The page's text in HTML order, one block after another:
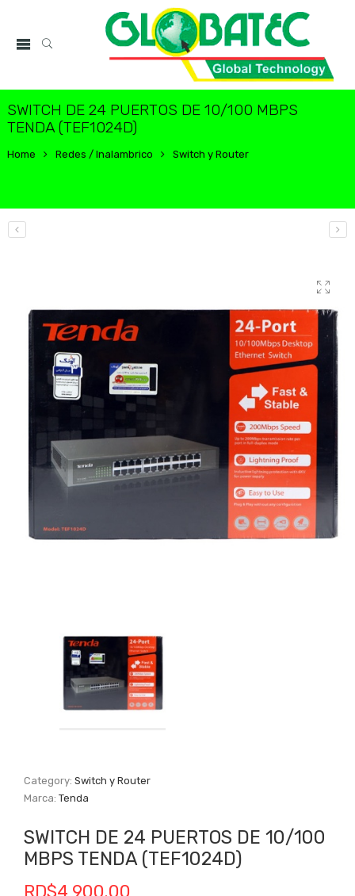
SWITCH DE 24 PUERTOS DE 10/100 MBPS
TENDA (TEF1024D)
Home Redes / Inalambrico Switch y Router
Category:Switch y Router
Marca:Tenda
SWITCH DE 24 PUERTOS DE 10/100
MBPS TENDA (TEF1024D)
RD$4,900.00